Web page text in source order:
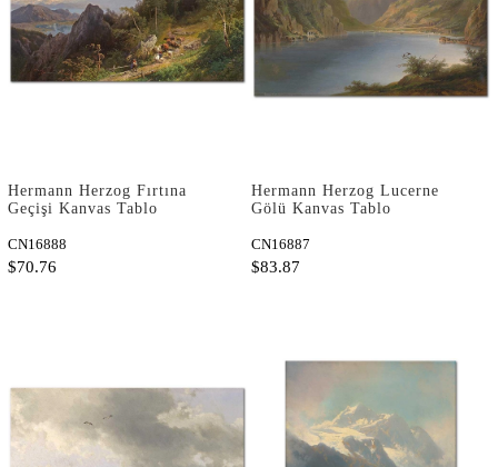
Hermann Herzog Fırtına
Geçişi Kanvas Tablo
CN16888
$70.76
Hermann Herzog Lucerne
Gölü Kanvas Tablo
CN16887
$83.87